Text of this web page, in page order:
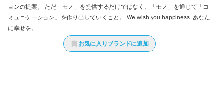
ョンの提案。 ただ「モノ」を提供するだけではなく、「モノ」を通じて「コ
ミュニケーション」を作り出していくこと。 We wish you happiness. あなた
に幸せを。
お気に入りブランドに追加